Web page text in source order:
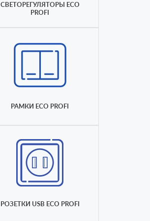
СВЕТОРЕГУЛЯТОРЫ ECO
PROFI
РАМКИ ECO PROFI
РОЗЕТКИ USB ECO PROFI